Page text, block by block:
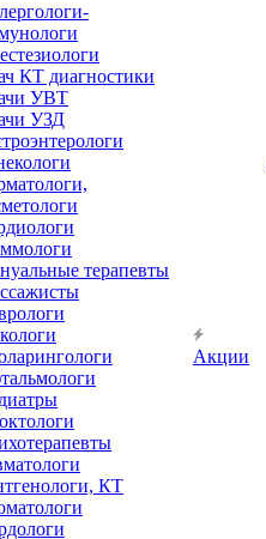
КТ диагностики
УВТ
УЗД
терапевты
КТ
Акции